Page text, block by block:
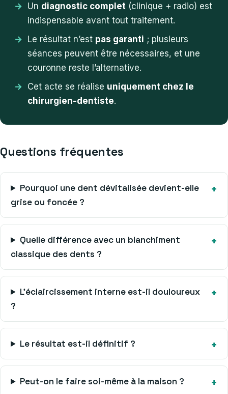
Un diagnostic complet (clinique + radio) est
indispensable avant tout traitement.
Le résultat n’est pas garanti ; plusieurs
séances peuvent être nécessaires, et une
couronne reste l’alternative.
Cet acte se réalise uniquement chez le
chirurgien-dentiste.
Questions fréquentes
Pourquoi une dent dévitalisée devient-elle
grise ou foncée ?
Quelle différence avec un blanchiment
classique des dents ?
L’éclaircissement interne est-il douloureux
?
Le résultat est-il définitif ?
Peut-on le faire soi-même à la maison ?